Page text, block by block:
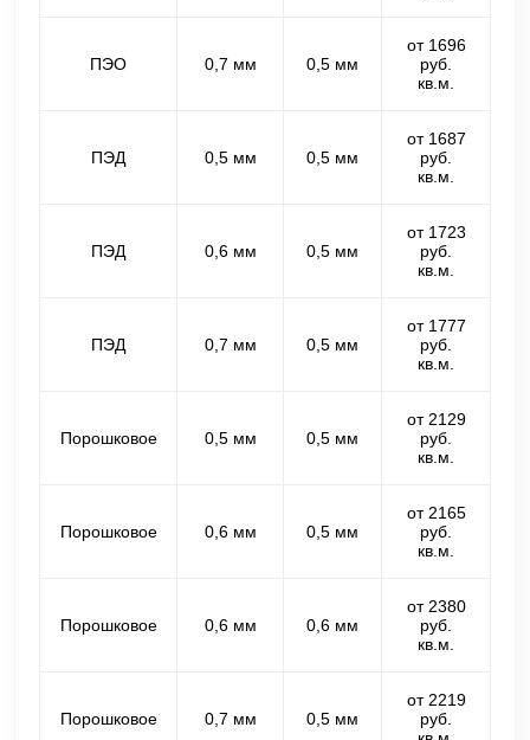
ПЭО 0,7 мм 0,5 мм
от 1696
руб.
кв.м.
ПЭД 0,5 мм 0,5 мм
от 1687
руб.
кв.м.
ПЭД 0,6 мм 0,5 мм
от 1723
руб.
кв.м.
ПЭД 0,7 мм 0,5 мм
от 1777
руб.
кв.м.
Порошковое 0,5 мм 0,5 мм
от 2129
руб.
кв.м.
Порошковое 0,6 мм 0,5 мм
от 2165
руб.
кв.м.
Порошковое 0,6 мм 0,6 мм
от 2380
руб.
кв.м.
Порошковое 0,7 мм 0,5 мм
от 2219
руб.